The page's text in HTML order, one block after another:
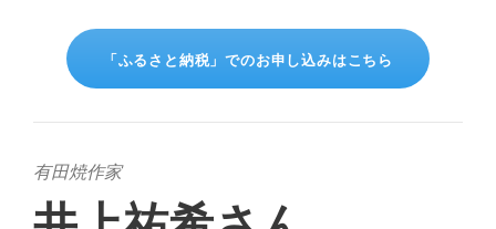
「ふるさと納税」でのお申し込みはこちら
有田焼作家